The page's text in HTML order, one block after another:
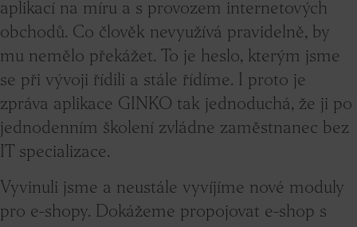
aplikací na míru a s provozem internetových
obchodů. Co člověk nevyužívá pravidelně, by
mu nemělo překážet. To je heslo, kterým jsme
se při vývoji řídili a stále řídíme. I proto je
zpráva aplikace GINKO tak jednoduchá, že ji po
jednodenním školení zvládne zaměstnanec bez
IT specializace.
Vyvinuli jsme a neustále vyvíjíme nové moduly
pro e-shopy. Dokážeme propojovat e-shop s